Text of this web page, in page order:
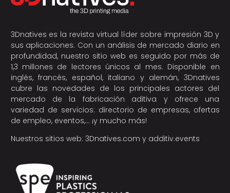
3Dnatives es la revista virtual líder sobre impresión 3D y
sus aplicaciones. Con un análisis de mercado diario en
profundidad, nuestro sitio web es seguido por más de
1,3 millones de lectores únicos al mes. Disponible en
inglés, francés, español, italiano y alemán, 3Dnatives
cubre las novedades de los principales actores del
mercado de la fabricación aditiva y ofrece una
variedad de servicios: directorio de empresas, ofertas
de empleo, eventos,… ¡y mucho más!
Nuestros sitios web: 3Dnatives.com y additiv.events